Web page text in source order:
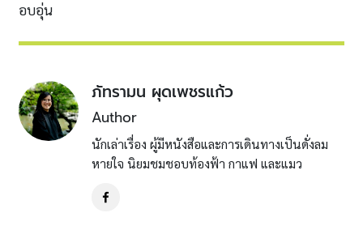
อบอุ่น
ภัทรามน ผุดเพชรแก้ว
Author
นักเล่าเรื่อง ผู้มีหนังสือและการเดินทางเป็นดั่งลม
หายใจ นิยมชมชอบท้องฟ้า กาแฟ และแมว